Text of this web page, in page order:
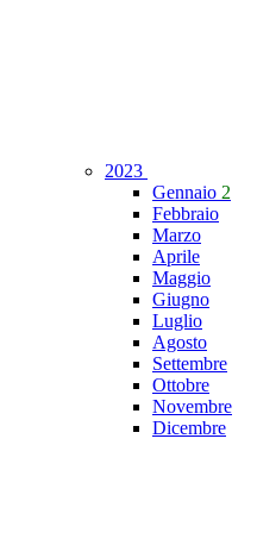
2023
Gennaio 2
Febbraio
Marzo
Aprile
Maggio
Giugno
Luglio
Agosto
Settembre
Ottobre
Novembre
Dicembre